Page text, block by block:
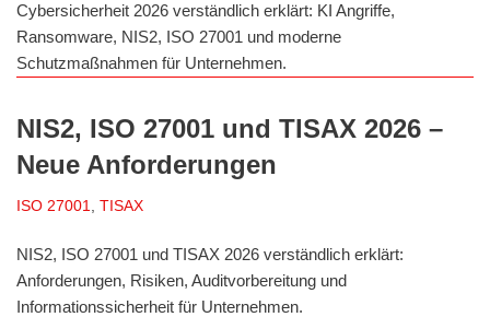
Cybersicherheit 2026 verständlich erklärt: KI Angriffe,
Ransomware, NIS2, ISO 27001 und moderne
Schutzmaßnahmen für Unternehmen.
NIS2, ISO 27001 und TISAX 2026 –
Neue Anforderungen
ISO 27001, TISAX
NIS2, ISO 27001 und TISAX 2026 verständlich erklärt:
Anforderungen, Risiken, Auditvorbereitung und
Informationssicherheit für Unternehmen.